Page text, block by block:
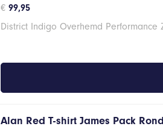
€ 99,95
District Indigo Overhemd Performance
Alan Red T-shirt James Pack